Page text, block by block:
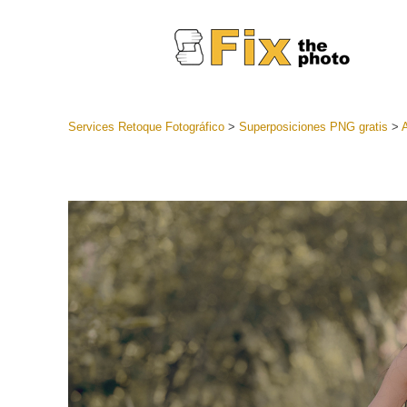
Servicios
Ajustes
mejor
Services Retoque Fotográfico> Superposiciones PNG gratis >